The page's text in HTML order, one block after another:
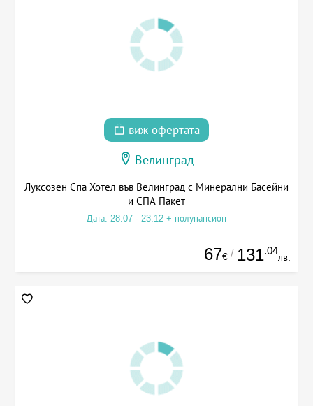
виж офертата
Велинград
Луксозен Спа Хотел във Велинград с Минерални Басейни
и СПА Пакет
Дата: 28.07 - 23.12 + полупансион
67€ / 131.04
лв.